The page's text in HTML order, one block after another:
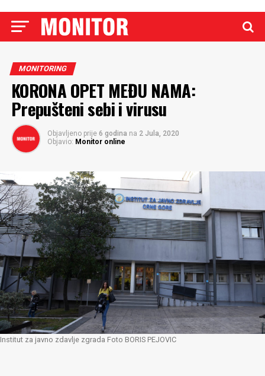
MONITORING
KORONA OPET MEĐU NAMA:
Prepušteni sebi i virusu
Objavljeno prije 6 godina na 2 Jula, 2020
Objavio: Monitor online
Institut za javno zdavlje zgrada Foto BORIS PEJOVIC